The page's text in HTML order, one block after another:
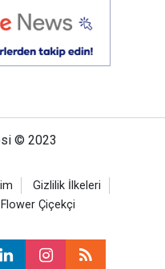
© 2023
Gizlilik İlkeleri
Çiçekçi